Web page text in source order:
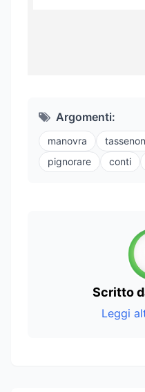
Argomenti:
manovra
pignorare
conti
Scritto
Leggi